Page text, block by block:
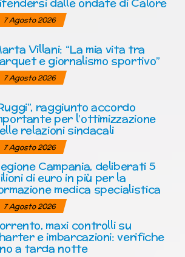
7 Agosto 2026
Villani: “La mia vita tra
e giornalismo sportivo”
7 Agosto 2026
raggiunto accordo
per l’ottimizzazione
relazioni sindacali
7 Agosto 2026
Campania, deliberati 5
di euro in più per la
medica specialistica
7 Agosto 2026
maxi controlli su
e imbarcazioni: verifiche
a tarda notte